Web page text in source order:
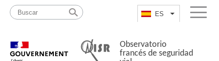
Pasar
contenido
Mapa
web
ES List additional
Menu
Observatorio
francés de seguridad